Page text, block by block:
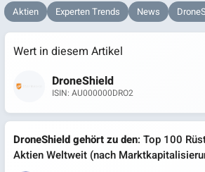
Aktien Experten Trends News
Wert in diesem Artikel
DroneShield
ISIN: AU000000DRO2
DroneShield gehört zu den: Top 100
Aktien Weltweit (nach